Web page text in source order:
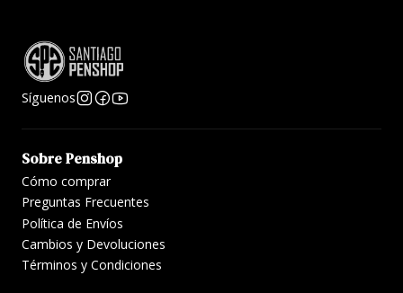
Síguenos
Sobre Penshop
Cómo comprar
Preguntas Frecuentes
Política de Envíos
Cambios y Devoluciones
Términos y Condiciones